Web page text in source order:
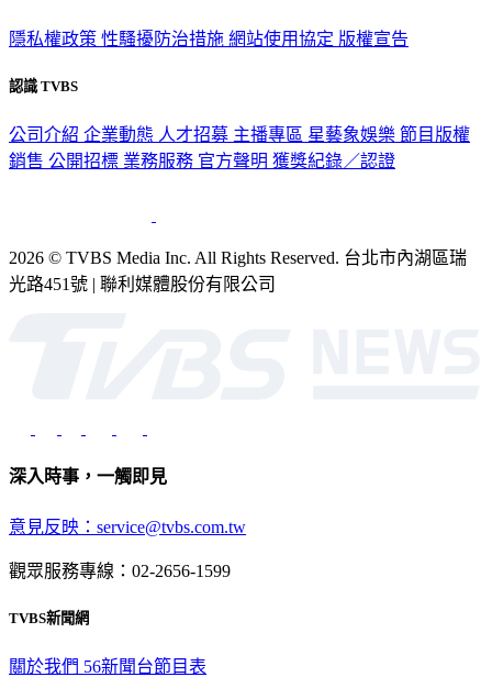
隱私權政策 性騷擾防治措施 網站使用協定 版權宣告
認識 TVBS
公司介紹 企業動態 人才招募 主播專區 星藝象娛樂 節目版權
銷售 公開招標 業務服務 官方聲明 獲獎紀錄／認證
2026 © TVBS Media Inc. All Rights Reserved. 台北市內湖區瑞
光路451號 | 聯利媒體股份有限公司
深入時事，一觸即見
意見反映：service@tvbs.com.tw
觀眾服務專線：02-2656-1599
TVBS新聞網
關於我們 56新聞台節目表